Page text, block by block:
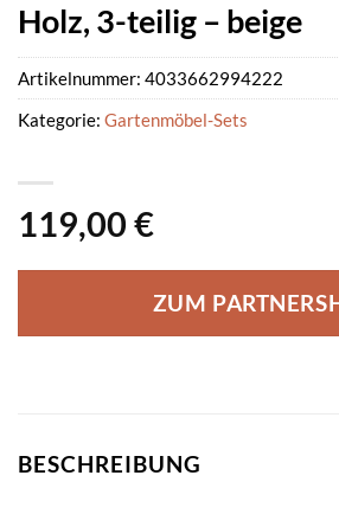
Holz, 3-teilig – beige
119,00 €
ZUM
Artikelnummer: 4033662994222
Kategorie: Gartenmöbel-Sets
BESCHREIBUNG